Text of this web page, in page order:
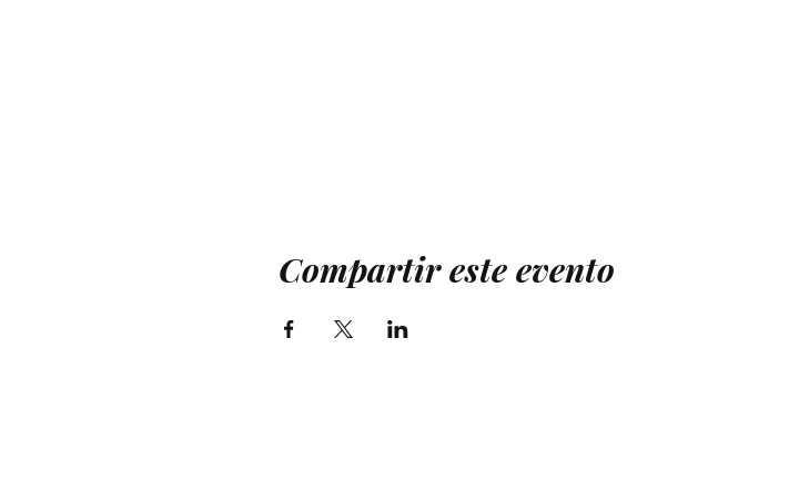
Compartir este evento